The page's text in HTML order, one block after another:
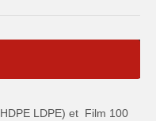
LDPE) et Film 100